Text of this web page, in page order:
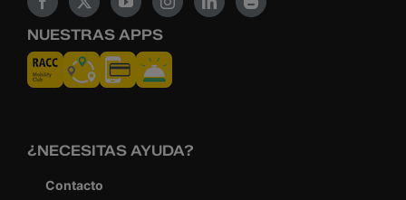
NUESTRAS APPS
¿NECESITAS AYUDA?
Contacto